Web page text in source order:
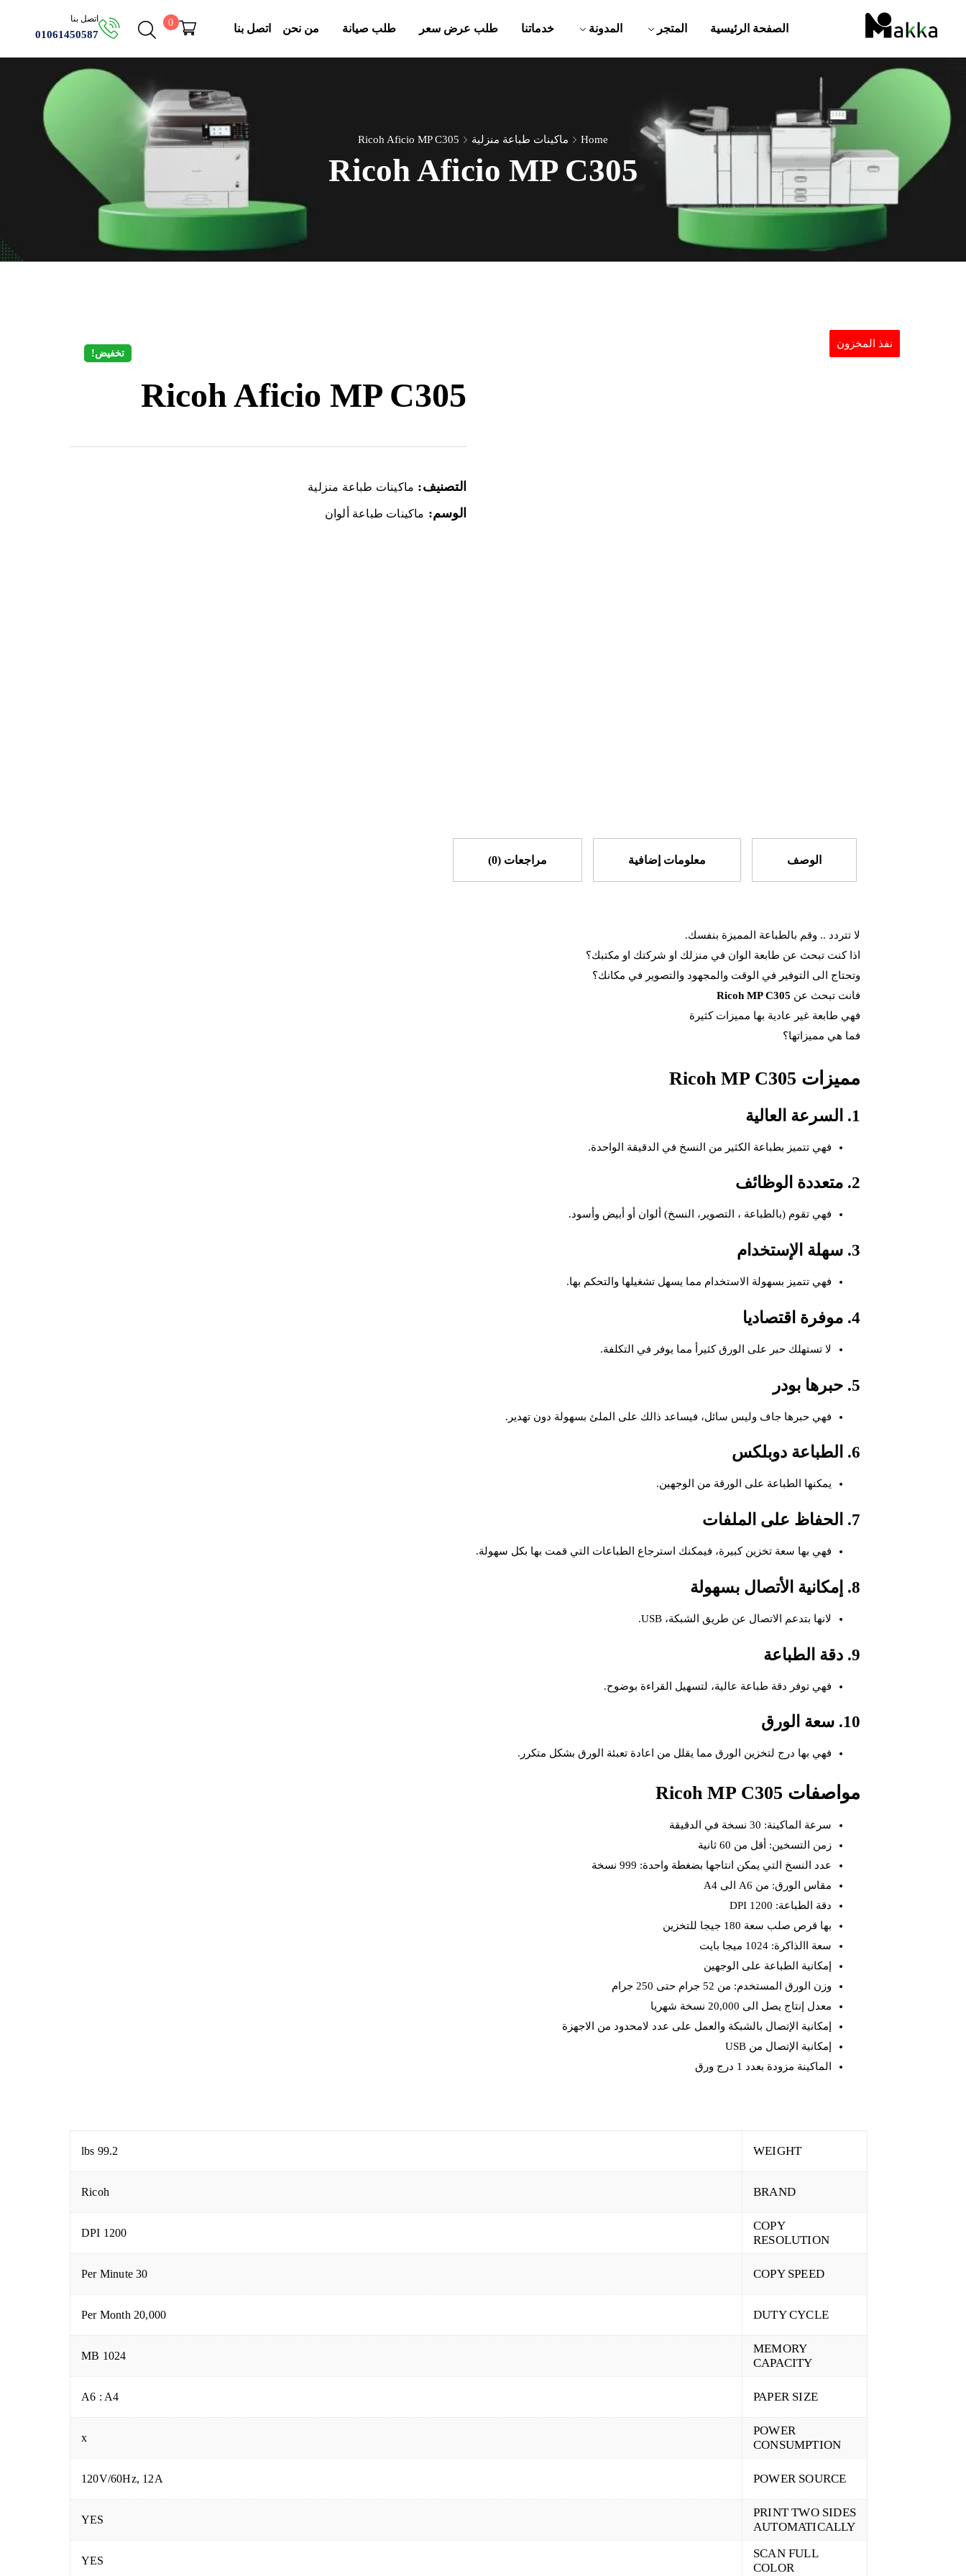
الصفحة الرئيسية المتجر المدونة خدماتنا طلب عرض سعر طلب صيانة من نحن اتصل بنا 0 اتصل بنا
01061450587
Home ماكينات طباعة منزلية Ricoh Aficio MP C305
Ricoh Aficio MP C305
تخفيض!
نفذ المخزون
Ricoh Aficio MP C305
التصنيف: ماكينات طباعة منزلية
الوسم: ماكينات طباعة ألوان
الوصف معلومات إضافية مراجعات (0)
لا تتردد .. وقم بالطباعة المميزة بنفسك.
اذا كنت تبحث عن طابعة الوان في منزلك او شركتك او مكتبك؟
وتحتاج الى التوفير في الوقت والمجهود والتصوير في مكانك؟
فانت تبحث عن Ricoh MP C305
فهي طابعة غير عادية بها مميزات كثيرة
فما هي مميزاتها؟
مميزات Ricoh MP C305
1. السرعة العالية
فهي تتميز بطباعة الكثير من النسخ في الدقيقة الواحدة.
2. متعددة الوظائف
فهي تقوم (بالطباعة ، التصوير، النسخ) ألوان أو أبيض وأسود.
3. سهلة الإستخدام
فهي تتميز بسهولة الاستخدام مما يسهل تشغيلها والتحكم بها.
4. موفرة اقتصاديا
لا تستهلك حبر على الورق كثيرأ مما يوفر في التكلفة.
5. حبرها بودر
فهي حبرها جاف وليس سائل، فيساعد ذالك على الملئ بسهولة دون تهدير.
6. الطباعة دوبلكس
يمكنها الطباعة على الورقة من الوجهين.
7. الحفاظ على الملفات
فهي بها سعة تخزين كبيرة، فيمكنك استرجاع الطباعات التي قمت بها بكل سهولة.
8. إمكانية الأتصال بسهولة
لانها بتدعم الاتصال عن طريق الشبكة، USB.
9. دقة الطباعة
فهي توفر دقة طباعة عالية، لتسهيل القراءة بوضوح.
10. سعة الورق
فهي بها درج لتخزين الورق مما يقلل من اعادة تعبئة الورق بشكل متكرر.
مواصفات Ricoh MP C305
سرعة الماكينة: 30 نسخة في الدقيقة
زمن التسخين: أقل من 60 ثانية
عدد النسخ التي يمكن انتاجها بضغطة واحدة: 999 نسخة
مقاس الورق: من A6 الى A4
دقة الطباعة: 1200 DPI
بها قرص صلب سعة 180 جيجا للتخزين
سعة االذاكرة: 1024 ميجا بايت
إمكانية الطباعة على الوجهين
وزن الورق المستخدم: من 52 جرام حتى 250 جرام
معدل إنتاج يصل الى 20,000 نسخة شهريا
إمكانية الإتصال بالشبكة والعمل على عدد لامحدود من الاجهزة
إمكانية الإتصال من USB
الماكينة مزودة بعدد 1 درج ورق
WEIGHT
99.2 lbs
BRAND
Ricoh
COPY
RESOLUTION
1200 DPI
COPY SPEED
30 Per Minute
DUTY CYCLE
20,000 Per Month
MEMORY
CAPACITY
1024 MB
PAPER SIZE
A6 : A4
POWER
CONSUMPTION
x
POWER SOURCE
120V/60Hz, 12A
PRINT TWO SIDES
AUTOMATICALLY
YES
SCAN FULL
COLOR
YES